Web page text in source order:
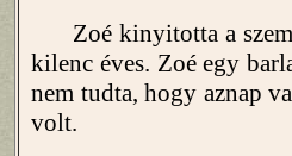
Zoé kinyitotta a
kilenc éves. Zoé egy
nem tudta, hogy aznap
volt.